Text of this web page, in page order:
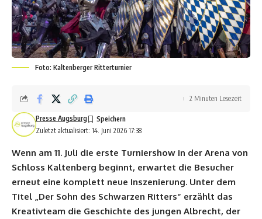
Foto: Kaltenberger Ritterturnier
Zuletzt aktualisiert: 14. Juni 2026 17:38
Presse Augsburg
2 Minuten Lesezeit
Wenn am 11. Juli die erste Turniershow in der Arena von
Schloss Kaltenberg beginnt, erwartet die Besucher
erneut eine komplett neue Inszenierung. Unter dem
Titel „Der Sohn des Schwarzen Ritters“ erzählt das
Kreativteam die Geschichte des jungen Albrecht, der